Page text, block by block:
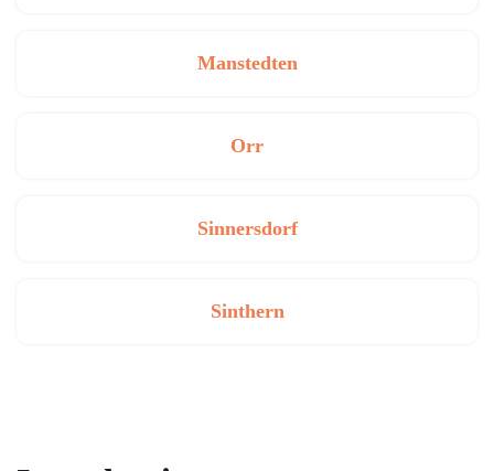
Manstedten
Orr
Sinnersdorf
Sinthern